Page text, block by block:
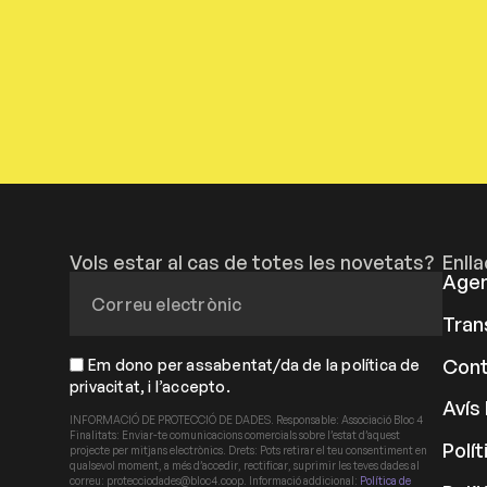
Vols estar al cas de totes les novetats?
Em dono per assabentat/da de la política de
privacitat, i l’accepto.
INFORMACIÓ DE PROTECCIÓ DE DADES. Responsable: Associació Bloc 4
Finalitats: Enviar-te comunicacions comercials sobre l’estat d’aquest
projecte per mitjans electrònics. Drets: Pots retirar el teu consentiment en
qualsevol moment, a més d’accedir, rectificar, suprimir les teves dades al
correu: protecciodades@bloc4.coop. Informació addicional: Política de
Avís